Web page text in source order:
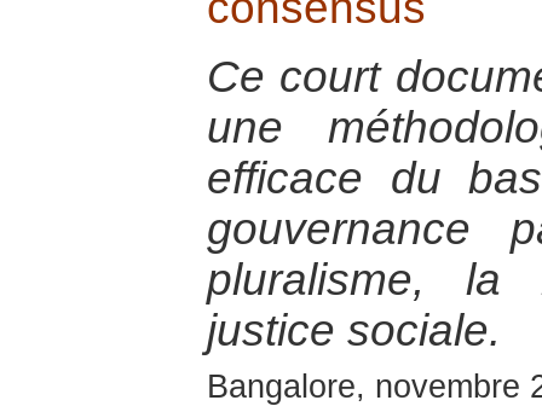
Ce court
une
efficace du
gouvernance
pluralisme, la
justice sociale.
Bangalore, novembre